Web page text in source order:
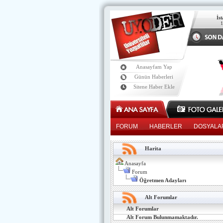
Anasayfam Yap
Günün Haberleri
Sitene Haber Ekle
FORUM HABERLER
Harita
Anasayfa
Forum
Öğretmen Adayları
Alt Forumlar
Alt Forumlar
Alt Forum Bulunmamaktadır.